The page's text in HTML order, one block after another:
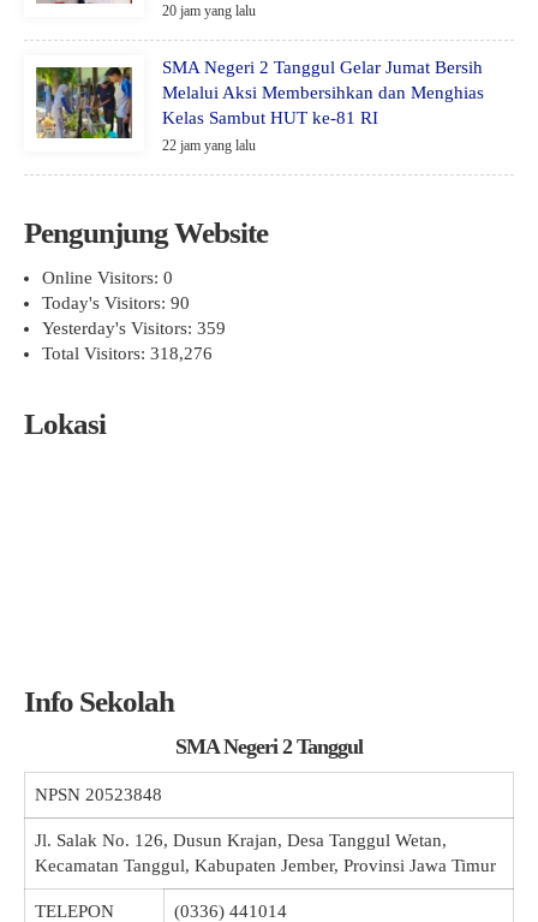
20 jam yang lalu
SMA Negeri 2 Tanggul Gelar Jumat Bersih
Melalui Aksi Membersihkan dan Menghias
Kelas Sambut HUT ke-81 RI
22 jam yang lalu
Pengunjung Website
Online Visitors: 0
Today's Visitors: 90
Yesterday's Visitors: 359
Total Visitors: 318,276
Lokasi
Info Sekolah
SMA Negeri 2 Tanggul
NPSN 20523848
Jl. Salak No. 126, Dusun Krajan, Desa Tanggul Wetan,
Kecamatan Tanggul, Kabupaten Jember, Provinsi Jawa Timur
TELEPON (0336) 441014